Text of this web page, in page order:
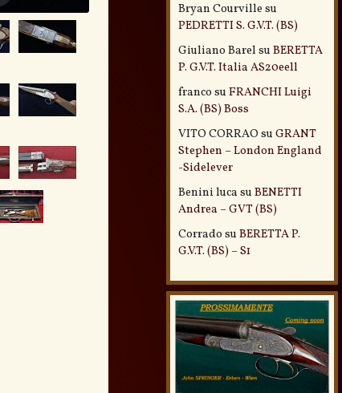
Bryan Courville su
PEDRETTI S. G.V.T. (BS)
Giuliano Barel su BERETTA
P. G.V.T. Italia AS20eell
franco su FRANCHI Luigi
S.A. (BS) Boss
VITO CORRAO su GRANT
Stephen – London England
-Sidelever
Benini luca su BENETTI
Andrea – GVT (BS)
Corrado su BERETTA P.
G.V.T. (BS) – S1